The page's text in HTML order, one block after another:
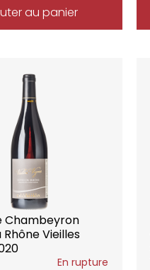
au panier
Chambeyron
Vieilles
En rupture